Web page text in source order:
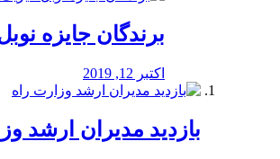
برندگان جایزه نوبل
اکتبر 12, 2019
بازدید مدیران ارشد